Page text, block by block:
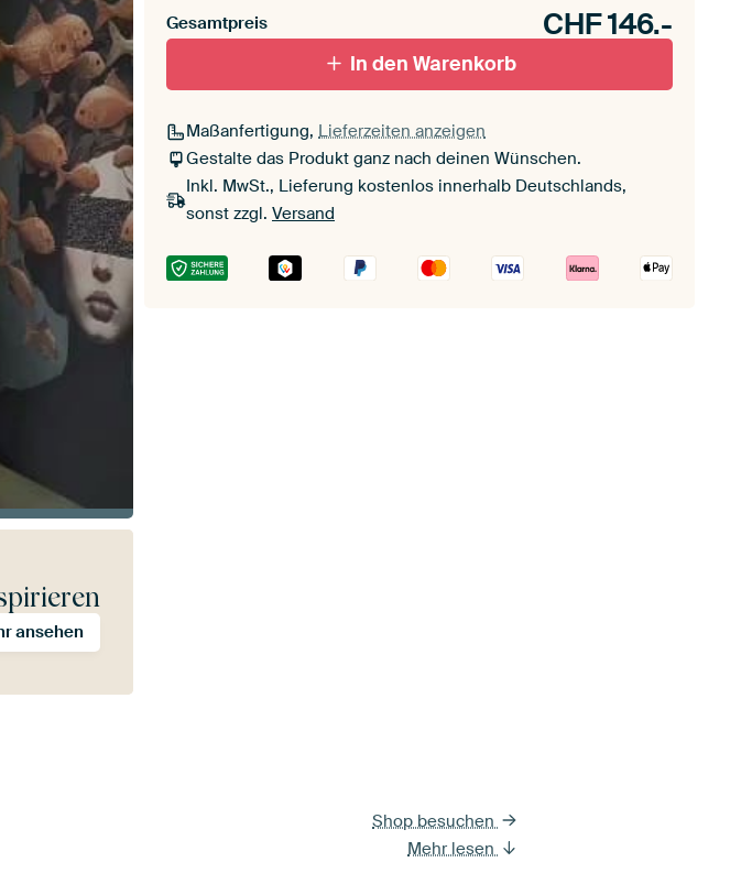
Gesamtpreis CHF146.-
In den Warenkorb
Maßanfertigung, Lieferzeiten anzeigen
Gestalte das Produkt ganz nach deinen Wünschen.
Inkl. MwSt., Lieferung kostenlos innerhalb Deutschlands,
sonst zzgl. Versand
ansehen
Shop besuchen
Mehr lesen